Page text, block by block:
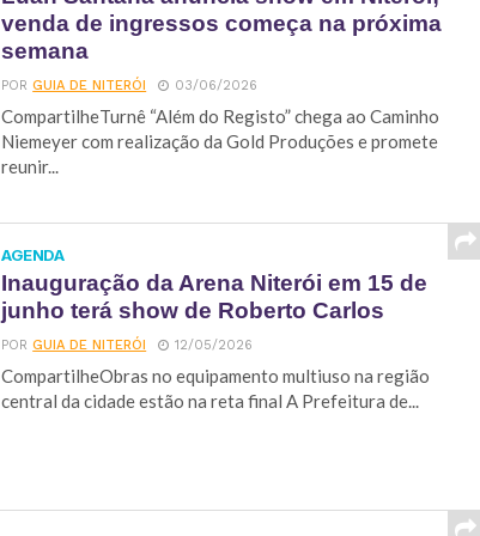
venda de ingressos começa na próxima
semana
PORGUIA DE NITERÓI 03/06/2026
CompartilheTurnê “Além do Registo” chega ao Caminho
Niemeyer com realização da Gold Produções e promete
reunir...
AGENDA
Inauguração da Arena Niterói em 15 de
junho terá show de Roberto Carlos
PORGUIA DE NITERÓI 12/05/2026
CompartilheObras no equipamento multiuso na região
central da cidade estão na reta final A Prefeitura de...